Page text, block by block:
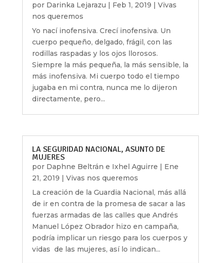
por Darinka Lejarazu Feb 1, 2019
Vivas
nos queremos
Yo nací inofensiva. Crecí inofensiva. Un
cuerpo pequeño, delgado, frágil, con las
rodillas raspadas y los ojos llorosos.
Siempre la más pequeña, la más sensible, la
más inofensiva. Mi cuerpo todo el tiempo
jugaba en mi contra, nunca me lo dijeron
directamente, pero...
LA SEGURIDAD NACIONAL, ASUNTO DE
MUJERES
por Daphne Beltrán e Ixhel Aguirre | Ene
21, 2019 | Vivas nos queremos
La creación de la Guardia Nacional, más allá
de ir en contra de la promesa de sacar a las
fuerzas armadas de las calles que Andrés
Manuel López Obrador hizo en campaña,
podría implicar un riesgo para los cuerpos y
vidas de las mujeres, así lo indican...